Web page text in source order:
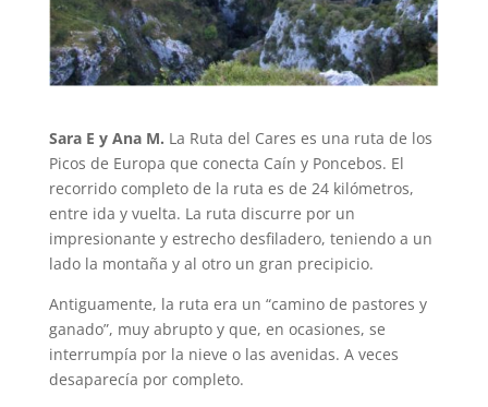
Sara E y Ana M. La Ruta del Cares es una ruta de los
Picos de Europa que conecta Caín y Poncebos. El
recorrido completo de la ruta es de 24 kilómetros,
entre ida y vuelta. La ruta discurre por un
impresionante y estrecho desfiladero, teniendo a un
lado la montaña y al otro un gran precipicio.
Antiguamente, la ruta era un “camino de pastores y
ganado”, muy abrupto y que, en ocasiones, se
interrumpía por la nieve o las avenidas. A veces
desaparecía por completo.